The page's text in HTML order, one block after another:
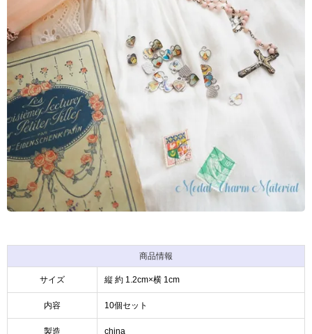
商品情報
サイズ 縦 約 1.2cm×横 1cm
内容 10個セット
製造 china